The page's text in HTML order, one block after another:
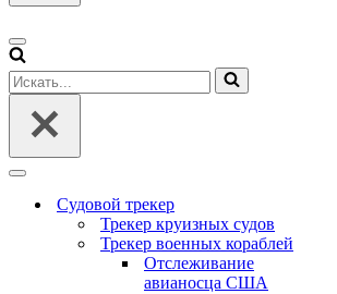
Меню
навигации
Искать...
Меню
навигацииСудовой трекер
Трекер круизных судов
Трекер военных кораблей
Отслеживание
авианосца США